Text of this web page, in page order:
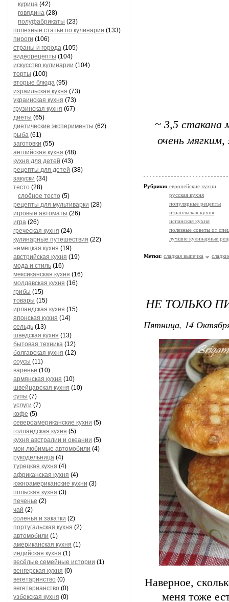
курица (42)
говядина (28)
полуфабрикаты (23)
полезные статьи по кулинарии (133)
пироги (106)
страны и города (105)
видеорецепты (104)
искусство кулинарии (104)
торты (100)
вторые блюда (95)
израильская кухня (73)
украинская кухня (73)
грузинская кухня (67)
диеты (65)
диетические эксперименты (62)
рыба (61)
заготовки (55)
английская кухня (48)
кухня для детей (43)
рецепты для детей (38)
закуски (34)
тесто (28)
слоёное тесто (5)
рецепты для мультиварки (28)
игровые автоматы (26)
игра (26)
греческая кухня (24)
кулинарные путешествия (22)
немецкая кухня (19)
австрийская кухня (19)
мода и стиль (16)
мексиканская кухня (16)
молдавская кухня (16)
грибы (15)
товары (15)
ирландская кухня (15)
японская кухня (14)
сельдь (13)
шведская кухня (13)
бытовая техника (12)
болгарская кухня (12)
соусы (11)
варенье (10)
армянская кухня (10)
швейцарская кухня (10)
супы (7)
услуги (7)
кофе (5)
североамериканские кухни (5)
голландская кухня (5)
кухня австралии и океании (5)
мои любимые автомобили (4)
рукодельница (4)
турецкая кухня (4)
африканская кухня (4)
южноамериканские кухни (3)
польская кухня (3)
печенье (2)
чай (2)
соленья и закатки (2)
португальская кухня (2)
автомобили (1)
американская кухня (1)
индийская кухня (1)
весёлые семейные истории (1)
венгерская кухня (0)
вегетаринство (0)
вегетарианство (0)
узбекская кухня (0)
~ 3,5 стакана
очень
Рубрики: европейские кухни
русская кухня
популярные рецепты
израильская кухня
испанская кухня
полезные советы от
лучшие кулинарные
Метки: сладкая выпечка
НЕ ТОЛЬКО
Пятница, 14
Наверное,
меня тоже